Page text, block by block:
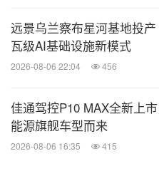
远景乌兰察布星河基地投
瓦级AI基础设施新模式
2026-08-06 22:04 456
佳通驾控P10 MAX全新上
能源旗舰车型而来
2026-08-06 16:35 415